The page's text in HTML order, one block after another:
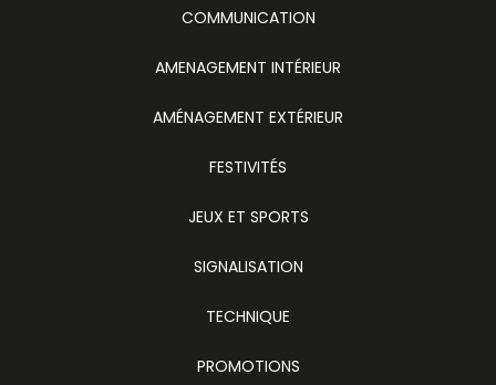
COMMUNICATION
AMENAGEMENT INTÉRIEUR
AMÉNAGEMENT EXTÉRIEUR
FESTIVITÉS
JEUX ET SPORTS
SIGNALISATION
TECHNIQUE
PROMOTIONS